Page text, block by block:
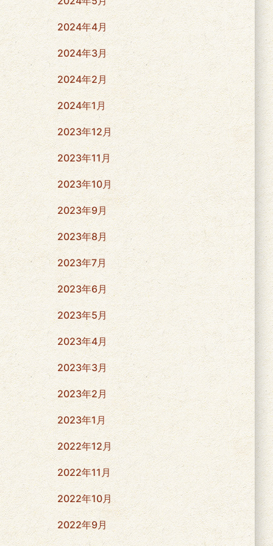
2024年4月
2024年3月
2024年2月
2024年1月
2023年12月
2023年11月
2023年10月
2023年9月
2023年8月
2023年7月
2023年6月
2023年5月
2023年4月
2023年3月
2023年2月
2023年1月
2022年12月
2022年11月
2022年10月
2022年9月